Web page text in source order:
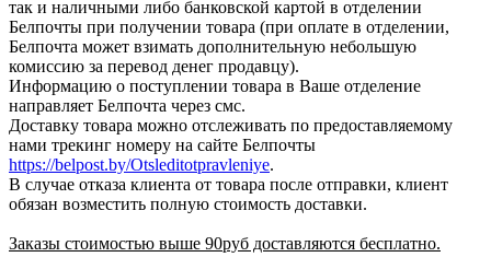
так и наличными либо банковской картой в отделении
Белпочты при получении товара (при оплате в отделении,
Белпочта может взимать дополнительную небольшую
комиссию за перевод денег продавцу).
Информацию о поступлении товара в Ваше отделение
направляет Белпочта через смс.
Доставку товара можно отслеживать по предоставляемому
нами трекинг номеру на сайте Белпочты
https://belpost.by/Otsleditotpravleniye.
В случае отказа клиента от товара после отправки, клиент
обязан возместить полную стоимость доставки.
Заказы стоимостью выше 90руб доставляются бесплатно.